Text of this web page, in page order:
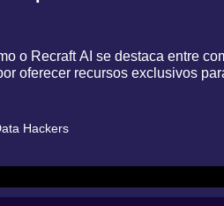
o Recraft AI se destaca entre
oferecer recursos exclusivos
Hackers